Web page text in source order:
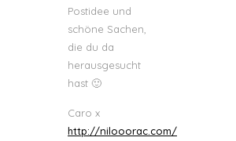
Postidee und
schöne Sachen,
die du da
herausgesucht
hast 🙂
Caro x
http://nilooorac.com/